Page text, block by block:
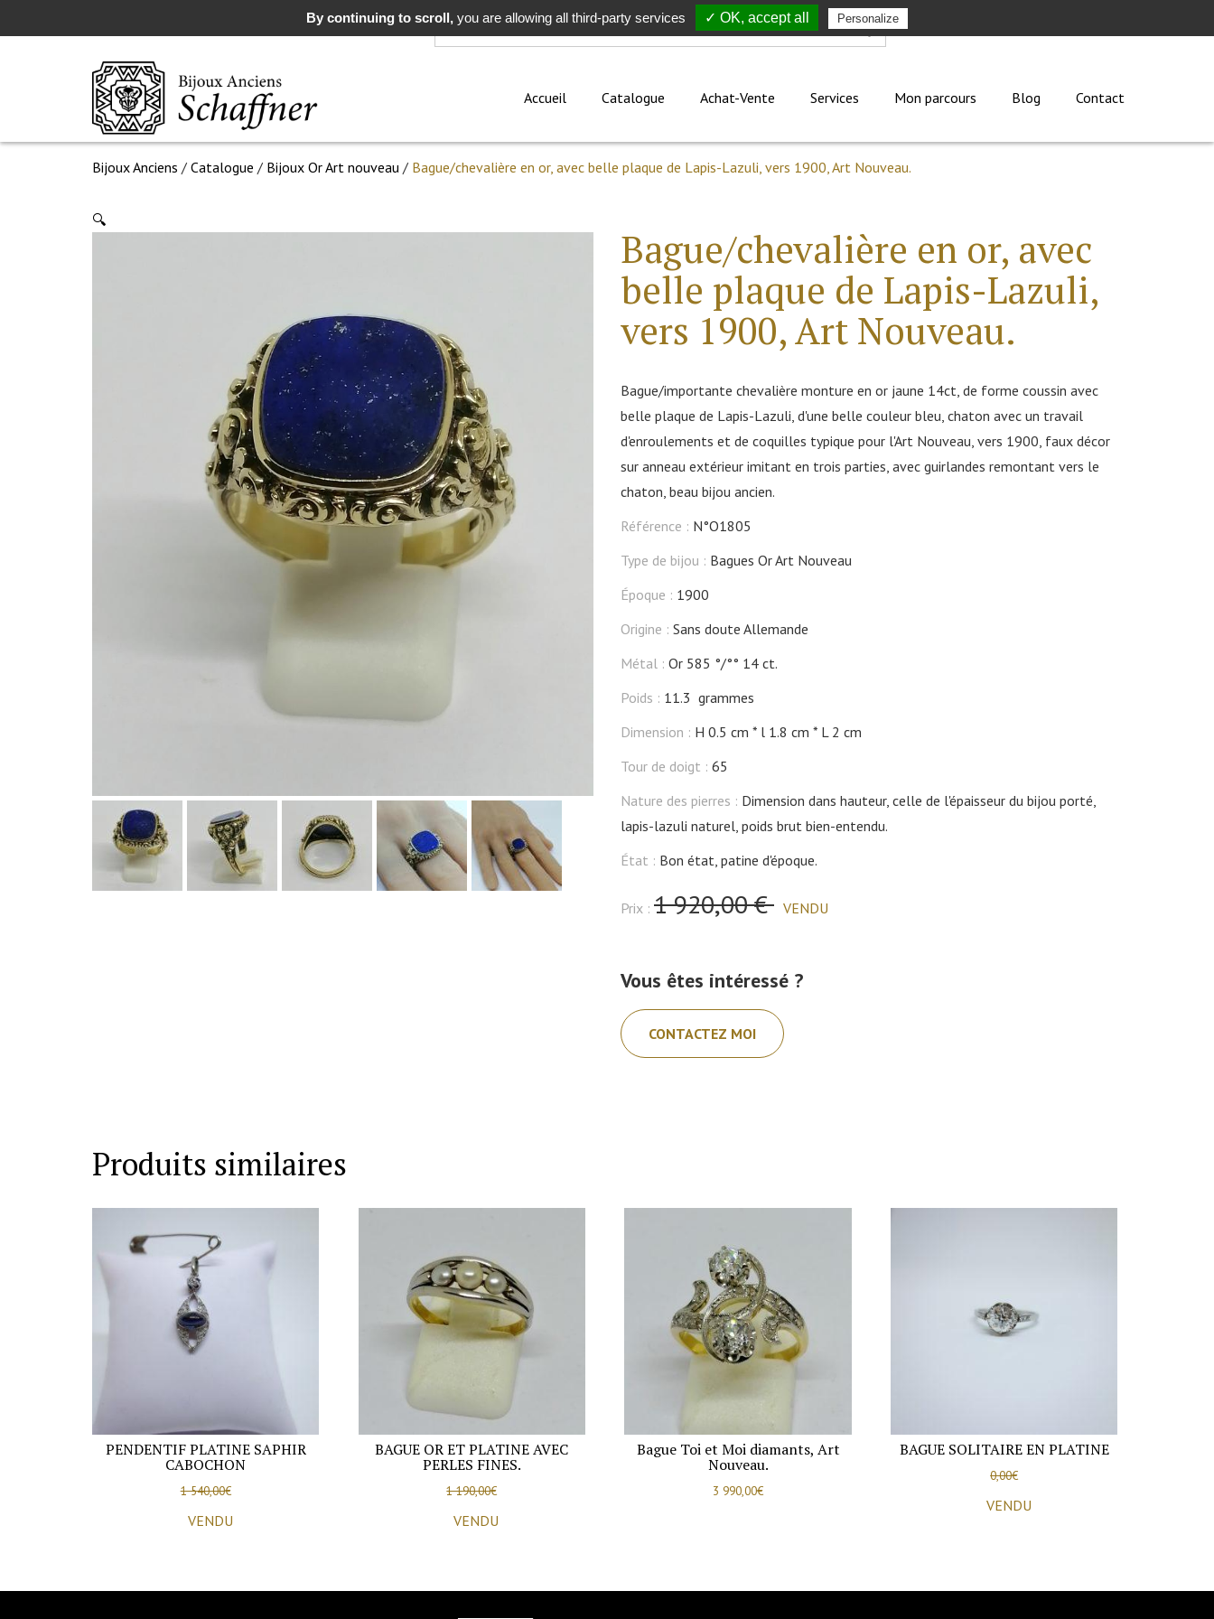
Rechercher
Accueil Catalogue Achat-Vente Services Mon parcours Blog Contact
Bijoux Anciens / Catalogue / Bijoux Or Art nouveau / Bague/chevalière en or, avec belle plaque de Lapis-Lazuli, vers 1900, Art Nouveau.
🔍
Bague/chevalière en or, avec
belle plaque de Lapis-Lazuli,
vers 1900, Art Nouveau.
Bague/importante chevalière monture en or jaune 14ct, de forme coussin avec
belle plaque de Lapis-Lazuli, d'une belle couleur bleu, chaton avec un travail
d'enroulements et de coquilles typique pour l'Art Nouveau, vers 1900, faux décor
sur anneau extérieur imitant en trois parties, avec guirlandes remontant vers le
chaton, beau bijou ancien.
Référence : N°O1805
Type de bijou : Bagues Or Art Nouveau
Époque : 1900
Origine : Sans doute Allemande
Métal : Or 585 °/°° 14 ct.
Poids : 11.3 grammes
Dimension : H 0.5 cm l 1.8 cm
L 2 cm
Tour de doigt : 65
Nature des pierres : Dimension dans hauteur, celle de l'épaisseur du bijou porté,
lapis-lazuli naturel, poids brut bien-entendu.
État : Bon état, patine d'époque.
Prix : 1 920,00 € VENDU
Vous êtes intéressé ?
CONTACTEZ MOI
Produits similaires
PENDENTIF PLATINE SAPHIR
CABOCHON
1 540,00€
VENDU
BAGUE OR ET PLATINE AVEC
PERLES FINES.
1 190,00€
VENDU
Bague Toi et Moi diamants, Art
Nouveau.
3 990,00€
BAGUE SOLITAIRE EN PLATINE
0,00€
VENDU
By continuing to scroll,you are allowing all third-party services ✓ OK, accept all Personalize